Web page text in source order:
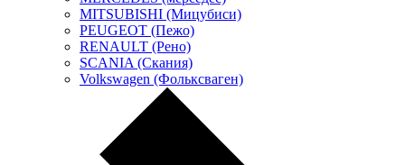
MITSUBISHI (Мицубиси)
PEUGEOT (Пежо)
RENAULT (Рено)
SCANIA (Скания)
Volkswagen (Фольксваген)